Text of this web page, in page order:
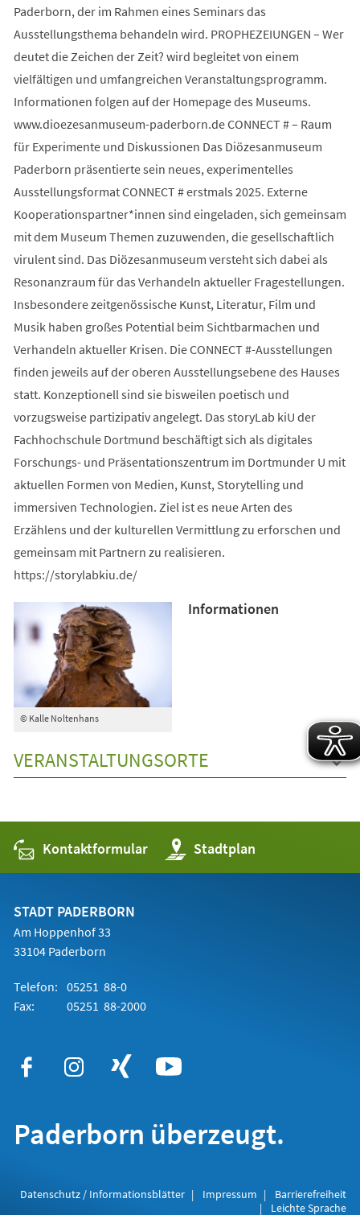
Paderborn, der im Rahmen eines Seminars das
Ausstellungsthema behandeln wird. PROPHEZEIUNGEN – Wer
deutet die Zeichen der Zeit? wird begleitet von einem
vielfältigen und umfangreichen Veranstaltungsprogramm.
Informationen folgen auf der Homepage des Museums.
www.dioezesanmuseum-paderborn.de CONNECT # – Raum
für Experimente und Diskussionen Das Diözesanmuseum
Paderborn präsentierte sein neues, experimentelles
Ausstellungsformat CONNECT # erstmals 2025. Externe
Kooperationspartner*innen sind eingeladen, sich gemeinsam
mit dem Museum Themen zuzuwenden, die gesellschaftlich
virulent sind. Das Diözesanmuseum versteht sich dabei als
Resonanzraum für das Verhandeln aktueller Fragestellungen.
Insbesondere zeitgenössische Kunst, Literatur, Film und
Musik haben großes Potential beim Sichtbarmachen und
Verhandeln aktueller Krisen. Die CONNECT #-Ausstellungen
finden jeweils auf der oberen Ausstellungsebene des Hauses
statt. Konzeptionell sind sie bisweilen poetisch und
vorzugsweise partizipativ angelegt. Das storyLab kiU der
Fachhochschule Dortmund beschäftigt sich als digitales
Forschungs- und Präsentationszentrum im Dortmunder U mit
aktuellen Formen von Medien, Kunst, Storytelling und
immersiven Technologien. Ziel ist es neue Arten des
Erzählens und der kulturellen Vermittlung zu erforschen und
gemeinsam mit Partnern zu realisieren.
https://storylabkiu.de/
© Kalle Noltenhans
Informationen
VERANSTALTUNGSORTE
Kontaktformular Stadtplan
(Öffnet
in
einem
STADT PADERBORN
Am Hoppenhof 33
33104 Paderborn
Telefon: 05251 88-0
Fax:
05251 88-2000
Paderborn überzeugt.
Datenschutz / Informationsblätter Impressum
Barrierefreiheit
Leichte Sprache